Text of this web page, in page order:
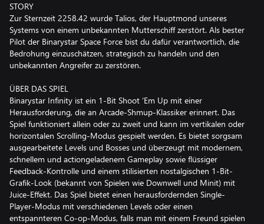
STORY
Zur Sternzeit 2258.42 wurde Talios, der Hauptmond unseres
Systems von einem unbekannten Mutterschiff zerstört. Als bester
Pilot der Binarystar Space Force bist du dafür verantwortlich, die
Bedrohung einzuschätzen, strategisch zu handeln und den
unbekannten Angreifer zu zerstören.
ÜBER DAS SPIEL
Binarystar Infinity ist ein 1-Bit Shoot ‘Em Up mit einer
Herausforderung, die an Arcade-Shmup-Klassiker erinnert. Das
Spiel funktioniert allein oder zu zweit und kann im vertikalen oder
horizontalen Scrolling-Modus gespielt werden. Es bietet sorgsam
ausgearbeitete Levels und Bosses und überzeugt mit modernem,
schnellem und actiongeladenem Gameplay sowie flüssiger
Feedback-Kontrolle und einem stilisierten nostalgischen 1-Bit-
Grafik-Look (bekannt von Spielen wie Downwell und Minit) mit
Juice-Effekt. Das Spiel bietet einen herausfordernden Single-
Player-Modus mit verschiedenen Levels oder einen
entspannteren Co-op-Modus, falls man mit einem Freund spielen